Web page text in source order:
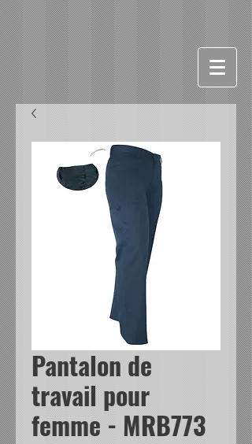
Pantalon de
travail pour
femme - MRB773